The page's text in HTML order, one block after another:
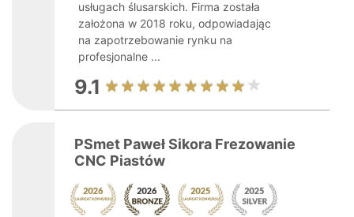
usługach ślusarskich. Firma została
założona w 2018 roku, odpowiadając
na zapotrzebowanie rynku na
profesjonalne ...
9.1
PSmet Paweł Sikora Frezowanie
CNC Piastów